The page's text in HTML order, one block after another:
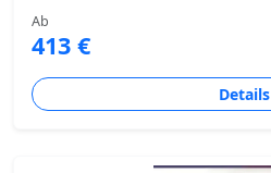
Ab
413 €
Details